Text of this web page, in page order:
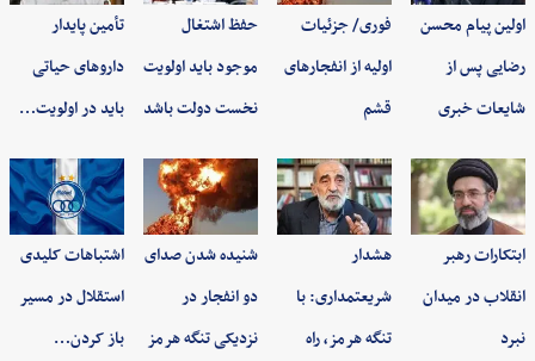
اولین پیام محسن
رضایی پس از
شایعات خبری
فوری/ جزئیات
اولیه از انفجارهای
قشم
حفظ اشتغال
موجود باید اولویت
نخست دولت باشد
تأمین پایدار
داروهای حیاتی
باید در اولویت…
ابتکارات رهبر
انقلاب در میدان
نبرد
هشدار
شریعتمداری: با
تنگه هرمز، راه
شنیده شدن صدای
دو انفجار در
نزدیکی تنگه هرمز
اشتباهات کلیدی
استقلال در مسیر
باز کردن…